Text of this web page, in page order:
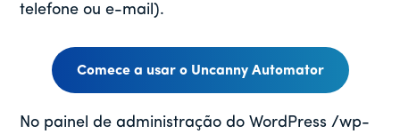
telefone ou e-mail).
Comece a usar o Uncanny Automator
No painel de administração do WordPress /wp-